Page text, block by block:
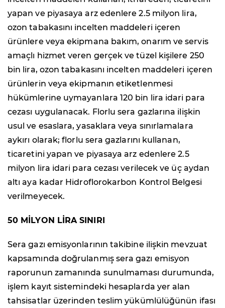
yapan ve piyasaya arz edenlere 2.5 milyon lira,
ozon tabakasını incelten maddeleri içeren
ürünlere veya ekipmana bakım, onarım ve servis
amaçlı hizmet veren gerçek ve tüzel kişilere 250
bin lira, ozon tabakasını incelten maddeleri içeren
ürünlerin veya ekipmanın etiketlenmesi
hükümlerine uymayanlara 120 bin lira idari para
cezası uygulanacak. Florlu sera gazlarına ilişkin
usul ve esaslara, yasaklara veya sınırlamalara
aykırı olarak; florlu sera gazlarını kullanan,
ticaretini yapan ve piyasaya arz edenlere 2.5
milyon lira idari para cezası verilecek ve üç aydan
altı aya kadar Hidroflorokarbon Kontrol Belgesi
verilmeyecek.
50 MİLYON LİRA SINIRI
Sera gazı emisyonlarının takibine ilişkin mevzuat
kapsamında doğrulanmış sera gazı emisyon
raporunun zamanında sunulmaması durumunda,
işlem kayıt sistemindeki hesaplarda yer alan
tahsisatlar üzerinden teslim yükümlülüğünün ifası